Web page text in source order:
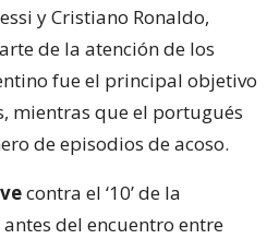
y Cristiano Ronaldo,
de la atención de los
fue el principal objetivo
mientras que el portugués
de episodios de acoso.
contra el ‘10’ de la
del encuentro entre